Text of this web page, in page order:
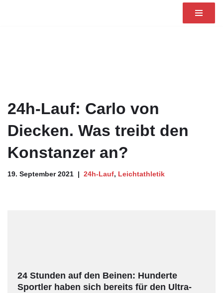
24h-Lauf: Carlo von
Diecken. Was treibt den
Konstanzer an?
19. September 2021 24h-Lauf, Leichtathletik
24 Stunden auf den Beinen: Hunderte
Sportler haben sich bereits für den Ultra-